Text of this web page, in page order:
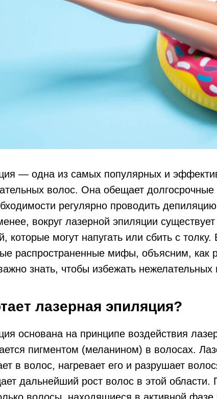
— одна из самых популярных и
волос. Она обещает долгосрочные
регулярно проводить
вокруг лазерной эпиляции
которые могут напугать или сбить с
распространенные мифы, объясним, как
знать, чтобы избежать нежелательных
лазерная эпиляция?
основана на принципе воздействия
пигментом (меланином) в волосах.
в волос, нагревает его и разрушает
дальнейший рост волос в этой области.